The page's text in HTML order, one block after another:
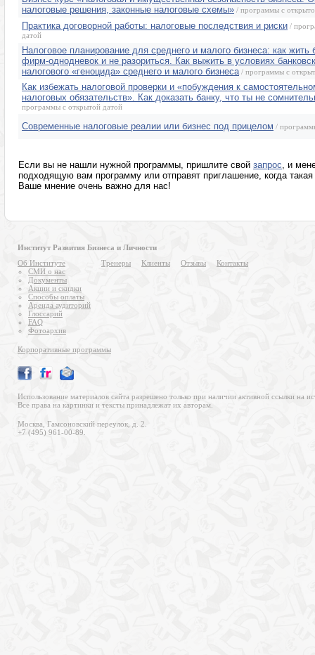
налоговые решения, законные налоговые схемы» / программы с
Практика договорной работы: налоговые последствия и риски /
датой
Налоговое планирование для среднего и малого бизнеса: как жить
фирм-однодневок и не разориться. Как выжить в условиях
налогового «геноцида» среднего и малого бизнеса / программы с
Как избежать налоговой проверки и «побуждения к
налоговых обязательств». Как доказать банку, что ты не
программы с открытой датой
Современные налоговые реалии или бизнес под прицелом /
Если вы не нашли нужной программы, пришлите свой запрос, и
подходящую вам программу или отправят приглашение, когда
Ваше мнение очень важно для нас!
Институт Развития Бизнеса и Личности
Об Институте
СМИ о нас
Документы
Акции и скидки
Способы оплаты
Аренда аудиторий
Глоссарий
FAQ
Фотоархив
Тренеры Клиенты Отзывы Контакты
Корпоративные программы
Использование материалов сайта разрешено только при наличии активной ссылки на
Все права на картинки и тексты принадлежат их авторам.
Москва, Гамсоновский переулок, д. 2.
+7 (495) 961-00-89.